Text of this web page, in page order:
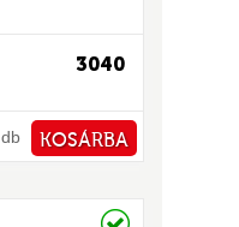
3040
db KOSÁRBA